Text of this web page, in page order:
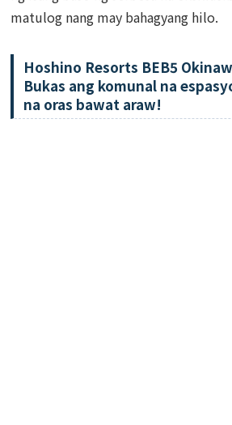
matulog nang may bahagyang hilo.
Hoshino Resorts BEB5
Bukas ang komunal na
na oras bawat araw!